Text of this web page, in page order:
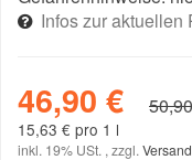
Infos zur aktuellen
46,90 €
15,63 € pro 1 l
inkl. 19% USt. , zzgl. Versand